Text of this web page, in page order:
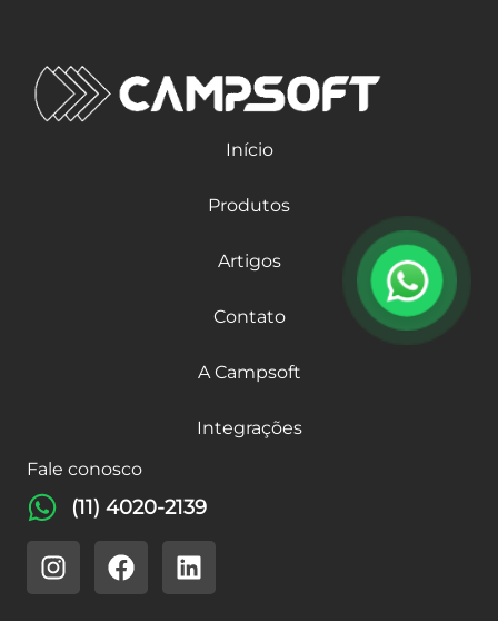
Início
Produtos
Artigos
Contato
A Campsoft
Integrações
Fale conosco
(11) 4020-2139